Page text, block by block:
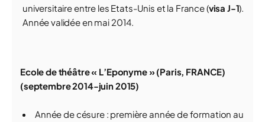
universitaire entre les Etats-Unis et la France (visa J-1).
Année validée en mai 2014.
Ecole de théâtre « L’Eponyme » (Paris, FRANCE)
(septembre 2014-juin 2015)
Année de césure : première année de formation au